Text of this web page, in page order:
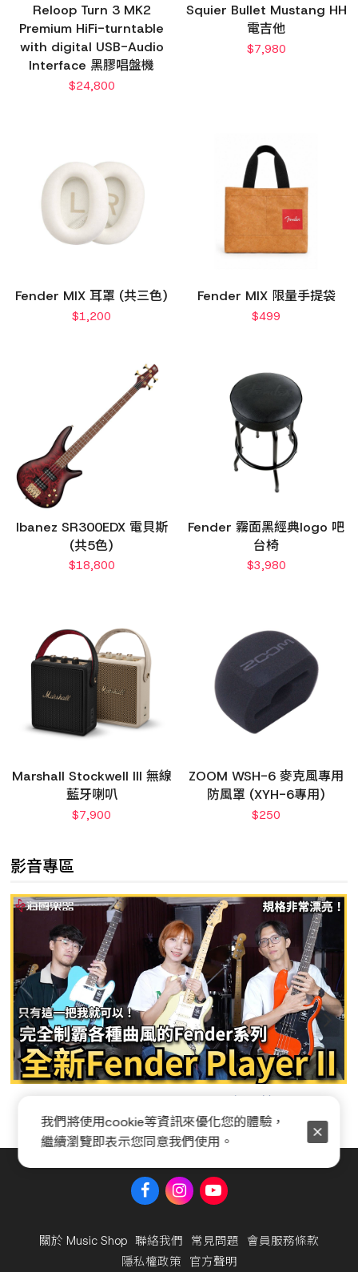
Reloop Turn 3 MK2
Premium HiFi-turntable
with digital USB-Audio
Interface 黑膠唱盤機
$24,800
Squier Bullet Mustang HH
電吉他
$7,980
Fender MIX 耳罩 (共三色)
$1,200
Fender MIX 限量手提袋
$499
Ibanez SR300EDX 電貝斯
(共5色)
$18,800
Fender 霧面黑經典logo 吧
台椅
$3,980
Marshall Stockwell III 無線
藍牙喇叭
$7,900
ZOOM WSH-6 麥克風專用
防風罩 (XYH-6專用)
$250
影音專區
關於 Music Shop 聯絡我們 常見問題 會員服務條款
隱私權政策 官方聲明
我們將使用cookie等資訊來優化您的體驗，
繼續瀏覽即表示您同意我們使用。